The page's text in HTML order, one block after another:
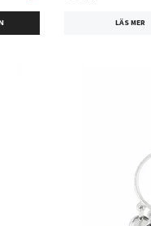
LÄS MER